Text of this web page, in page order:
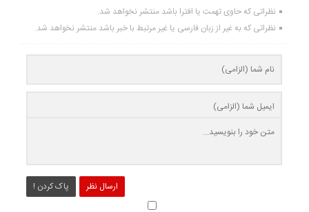
نظراتی که حاوی تهمت یا افترا باشد منتشر نخواهد شد.
نظراتی که به غیر از زبان فارسی یا غیر مرتبط با خبر باشد منتشر نخواهد شد.
ارسال نظر پاک کردن !